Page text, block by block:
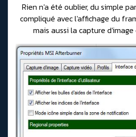
Rien n'a été oublier, du simple
compliqué avec l'affichage du
mais aussi la capture